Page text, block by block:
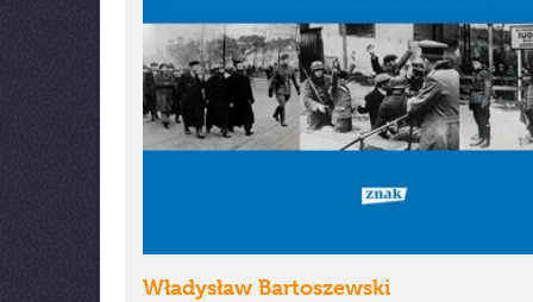
Władysław Bartoszewski